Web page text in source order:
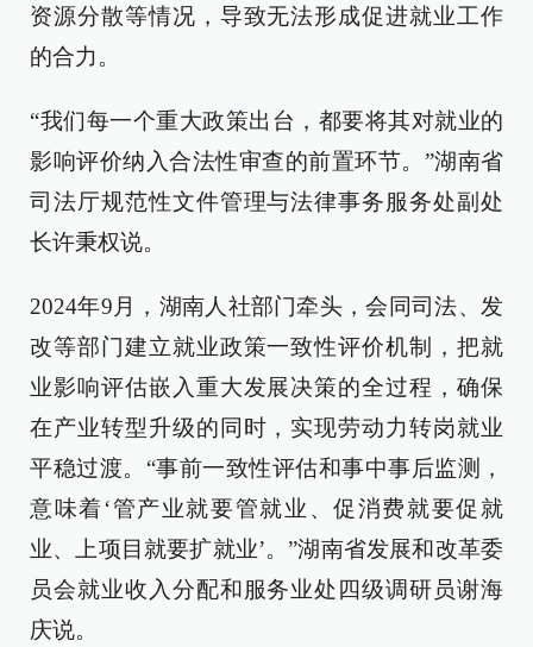
资源分散等情况，导致无法形成促进就业工作
的合力。
“我们每一个重大政策出台，都要将其对就业的
影响评价纳入合法性审查的前置环节。”湖南省
司法厅规范性文件管理与法律事务服务处副处
长许秉权说。
2024年9月，湖南人社部门牵头，会同司法、发
改等部门建立就业政策一致性评价机制，把就
业影响评估嵌入重大发展决策的全过程，确保
在产业转型升级的同时，实现劳动力转岗就业
平稳过渡。“事前一致性评估和事中事后监测，
意味着‘管产业就要管就业、促消费就要促就
业、上项目就要扩就业’。”湖南省发展和改革委
员会就业收入分配和服务业处四级调研员谢海
庆说。